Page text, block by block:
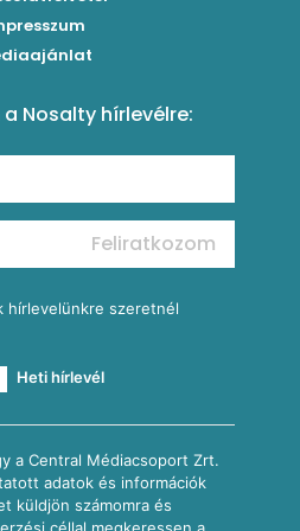
salsával
Nosalty hírlevélre:
Feliratkozom
hírlevelünkre szeretnél
Heti hírlevél
a Central Médiacsoport Zrt.
adatok és információk
küldjön számomra és
céllal megkeressen a